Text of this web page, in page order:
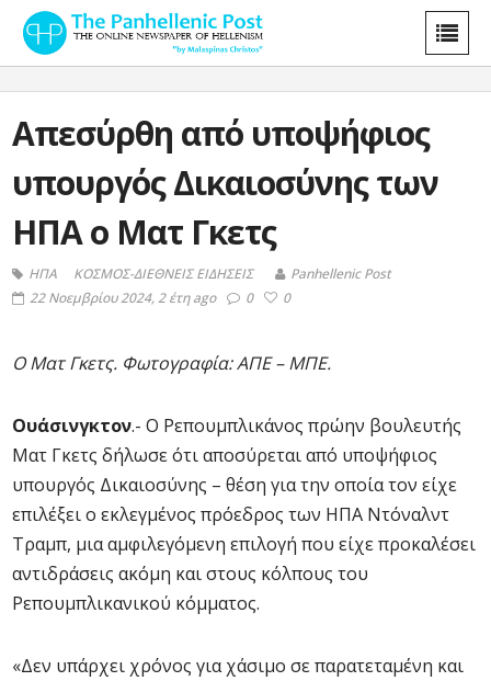
Απεσύρθη από υποψήφιος
υπουργός Δικαιοσύνης των
ΗΠΑ ο Ματ Γκετς
ΗΠΑ ΚΟΣΜΟΣ-ΔΙΕΘΝΕΙΣ ΕΙΔΗΣΕΙΣ
Panhellenic Post
22 Νοεμβρίου 2024, 2 έτη ago
0 0
Ο Ματ Γκετς. Φωτογραφία: ΑΠΕ – ΜΠΕ.
Ουάσινγκτον.- Ο Ρεπουμπλικάνος πρώην βουλευτής
Ματ Γκετς δήλωσε ότι αποσύρεται από υποψήφιος
υπουργός Δικαιοσύνης – θέση για την οποία τον είχε
επιλέξει ο εκλεγμένος πρόεδρος των ΗΠΑ Ντόναλντ
Τραμπ, μια αμφιλεγόμενη επιλογή που είχε προκαλέσει
αντιδράσεις ακόμη και στους κόλπους του
Ρεπουμπλικανικού κόμματος.
«Δεν υπάρχει χρόνος για χάσιμο σε παρατεταμένη και